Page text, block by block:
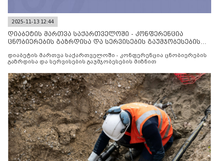
2025-11-13 12:44
დიაბეტის მართვა საქართველოში - კონფერენცია
ცნობიერების გაზრდისა და სერვისების გაუმჯობესების
დიაბეტის მართვა საქართველოში - კონფერენცია ცნობიერების
გაზრდისა და სერვისების გაუმჯობესების მიზნით